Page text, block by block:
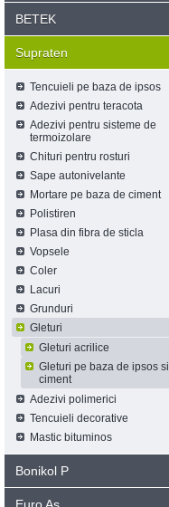
BETEK
Supraten
Tencuieli pe baza de ipsos
Adezivi pentru teracota
Adezivi pentru sisteme de
termoizolare
Chituri pentru rosturi
Sape autonivelante
Mortare pe baza de ciment
Polistiren
Plasa din fibra de sticla
Vopsele
Coler
Lacuri
Grunduri
Gleturi
Gleturi acrilice
Gleturi pe baza de ipsos si
ciment
Adezivi polimerici
Tencuieli decorative
Mastic bituminos
Bonikol P